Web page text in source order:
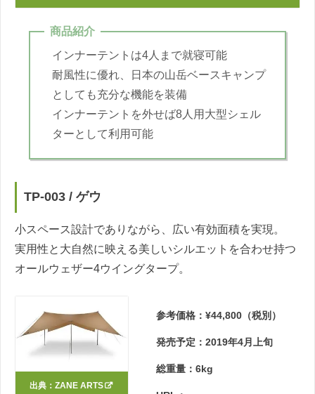
商品紹介
インナーテントは4人まで就寝可能
耐風性に優れ、日本の山岳ベースキャンプ
としても充分な機能を装備
インナーテントを外せば8人用大型シェル
ターとして利用可能
TP-003 / ゲウ
小スペース設計でありながら、広い有効面積を実現。
実用性と大自然に映える美しいシルエットを合わせ持つ
オールウェザー4ウイングタープ。
出典： ZANE ARTS
参考価格：¥44,800（税別）
発売予定：2019年4月上旬
総重量：6kg